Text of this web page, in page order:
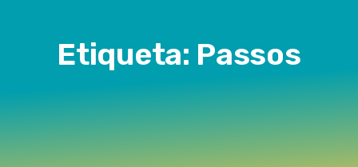
Etiqueta: Passos